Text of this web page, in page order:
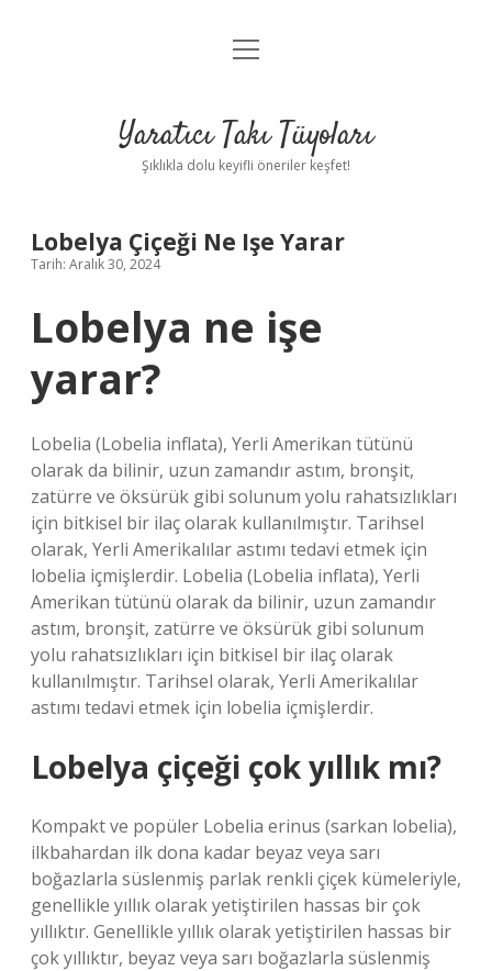
Anasayfa
Yasal Uyarı
menüyü
Yaratıcı Takı Tüyoları
Şıklıkla dolu keyifli öneriler keşfet!
Lobelya Çiçeği Ne Işe Yarar
Tarih: Aralık 30, 2024
Lobelya ne işe
yarar?
Lobelia (Lobelia inflata), Yerli Amerikan tütünü
olarak da bilinir, uzun zamandır astım, bronşit,
zatürre ve öksürük gibi solunum yolu rahatsızlıkları
için bitkisel bir ilaç olarak kullanılmıştır. Tarihsel
olarak, Yerli Amerikalılar astımı tedavi etmek için
lobelia içmişlerdir. Lobelia (Lobelia inflata), Yerli
Amerikan tütünü olarak da bilinir, uzun zamandır
astım, bronşit, zatürre ve öksürük gibi solunum
yolu rahatsızlıkları için bitkisel bir ilaç olarak
kullanılmıştır. Tarihsel olarak, Yerli Amerikalılar
astımı tedavi etmek için lobelia içmişlerdir.
Lobelya çiçeği çok yıllık mı?
Kompakt ve popüler Lobelia erinus (sarkan lobelia),
ilkbahardan ilk dona kadar beyaz veya sarı
boğazlarla süslenmiş parlak renkli çiçek kümeleriyle,
genellikle yıllık olarak yetiştirilen hassas bir çok
yıllıktır. Genellikle yıllık olarak yetiştirilen hassas bir
çok yıllıktır, beyaz veya sarı boğazlarla süslenmiş